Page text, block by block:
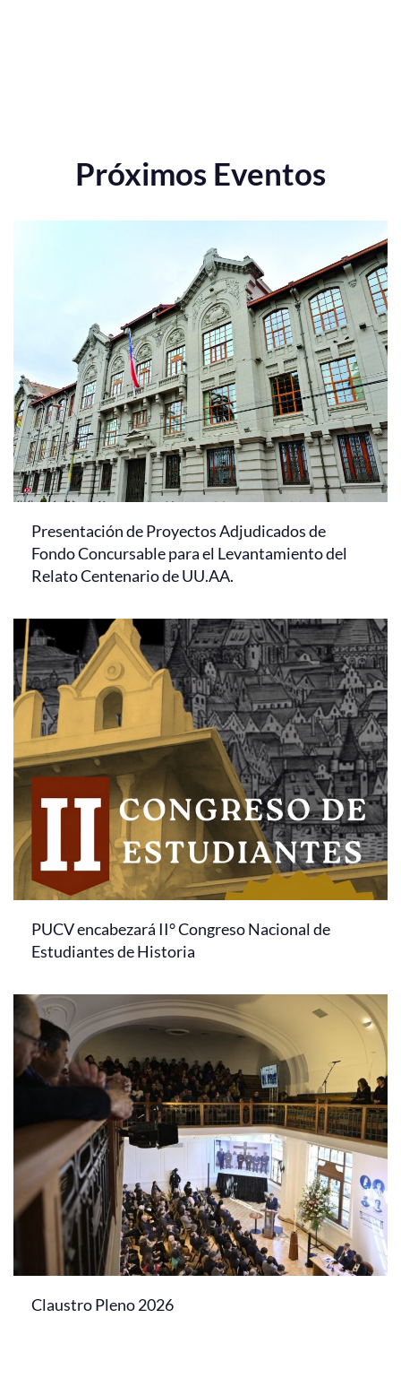
Próximos Eventos
Presentación de Proyectos Adjudicados de
Fondo Concursable para el Levantamiento del
Relato Centenario de UU.AA.
PUCV encabezará II° Congreso Nacional de
Estudiantes de Historia
Claustro Pleno 2026